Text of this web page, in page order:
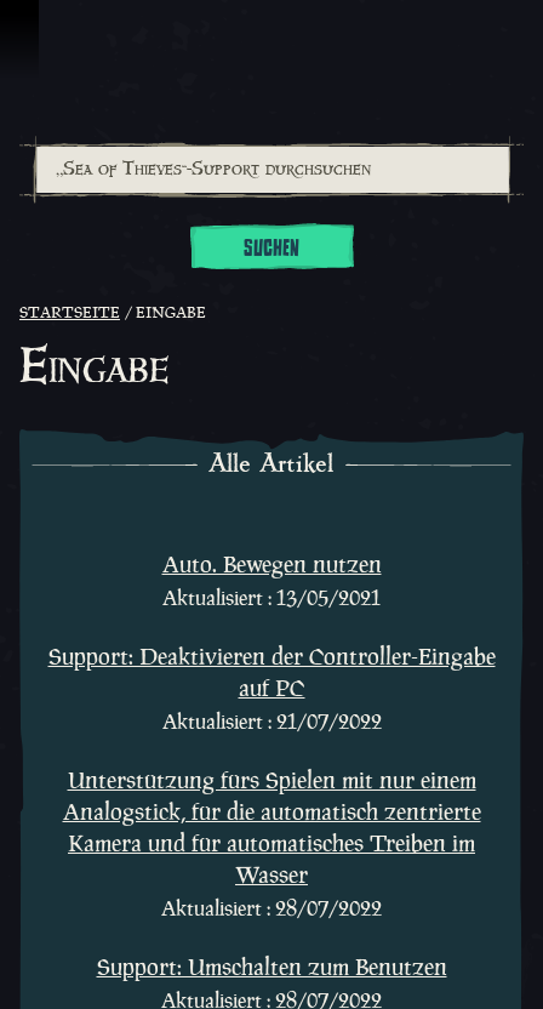
SUCHEN
STARTSEITE EINGABE
Eingabe
Alle Artikel
Auto. Bewegen nutzen
Aktualisiert : 13/05/2021
Support: Deaktivieren der Controller-Eingabe
auf PC
Aktualisiert : 21/07/2022
Unterstützung fürs Spielen mit nur einem
Analogstick, für die automatisch zentrierte
Kamera und für automatisches Treiben im
Wasser
Aktualisiert : 28/07/2022
Support: Umschalten zum Benutzen
Aktualisiert : 28/07/2022